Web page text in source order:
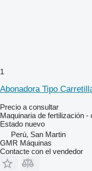
1
Abonadora Tipo
Precio a consultar
Maquinaria de fertilización
Estado nuevo
Perú, San Martin
GMR Máquinas
Contacte con el vendedor